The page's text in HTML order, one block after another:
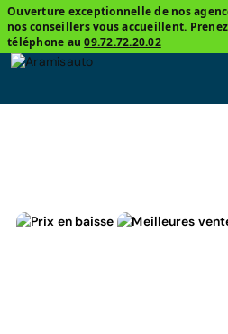
Ouverture exceptionnelle de nos
nos conseillers vous accueillent.
téléphone au09.72.72.20.02